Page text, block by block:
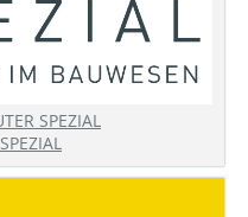
SPEZIAL